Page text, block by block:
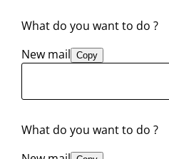
What do you want to do ?
New mail Copy
What do you want to do ?